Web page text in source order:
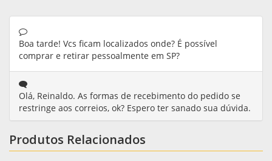
Boa tarde! Vcs ficam localizados onde? É possível
comprar e retirar pessoalmente em SP?
Olá, Reinaldo. As formas de recebimento do pedido se
restringe aos correios, ok? Espero ter sanado sua dúvida.
Produtos Relacionados